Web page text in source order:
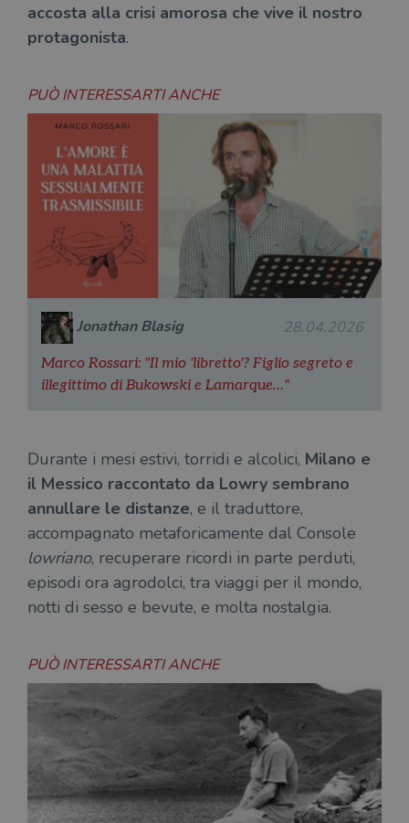
accosta alla crisi amorosa che vive il nostro
protagonista.
PUÒ INTERESSARTI ANCHE
Jonathan Blasig 28.04.2026
Marco Rossari: "Il mio 'libretto'? Figlio segreto e
illegittimo di Bukowski e Lamarque…"
Durante i mesi estivi, torridi e alcolici, Milano e
il Messico raccontato da Lowry sembrano
annullare le distanze, e il traduttore,
accompagnato metaforicamente dal Console
lowriano, recuperare ricordi in parte perduti,
episodi ora agrodolci, tra viaggi per il mondo,
notti di sesso e bevute, e molta nostalgia.
PUÒ INTERESSARTI ANCHE